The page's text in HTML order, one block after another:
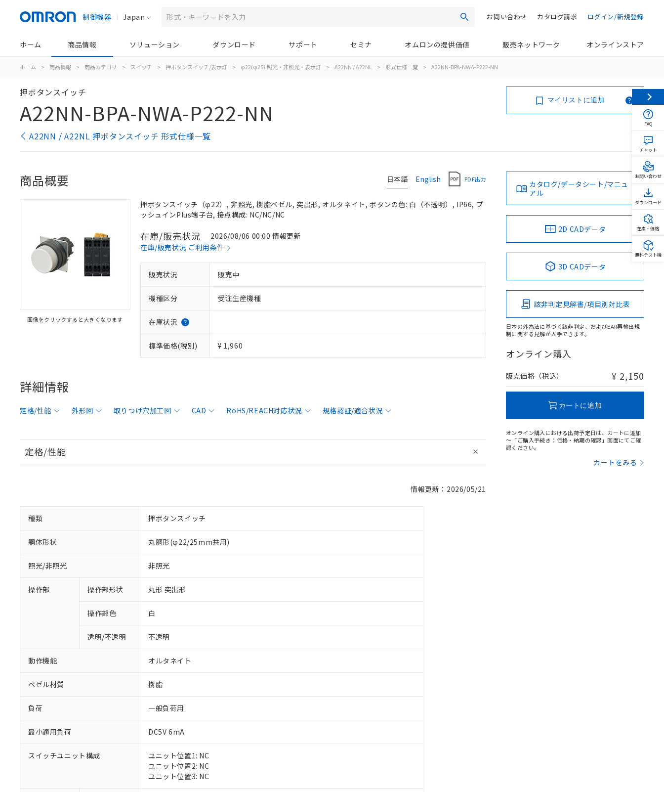
制御機器 Japan 検索 ログイン/新規登録
カタログ請求
お問い合わせ
ホーム 商品情報 ソリューション ダウンロード サポート セミナ オムロンの提供価値 販売ネットワーク オンラインストア
ホーム > 商品情報 > 商品カテゴリ > スイッチ > 押ボタンスイッチ/表示灯 > φ22(φ25):照光・非照光・表示灯 > A22NN / A22NL > 形式仕様一覧 > A22NN-BPA-NWA-P222-NN
押ボタンスイッチ
A22NN-BPA-NWA-P222-NN
A22NN / A22NL 押ボタンスイッチ 形式仕様一覧
マイリストに追加
日本語 English PDF出力
商品概要
画像をクリックすると大きくなります
押ボタンスイッチ（φ22）, 非照光, 樹脂ベゼル, 突出形, オルタネイト, ボタンの色: 白（不透明）, IP66, プ
ッシュインPlus端子台, 接点構成: NC/NC/NC
在庫/販売状況
2026/08/06 00:00 情報更新
在庫/販売状況 ご利用条件
販売状況 販売中
機種区分 受注生産機種
在庫状況
標準価格(税別) ¥ 1,960
詳細情報
定格/性能 外形図 取りつけ穴加工図 CAD RoHS/REACH対応状況 規格認証/適合状況
定格/性能
情報更新：2026/05/21
種類 押ボタンスイッチ
胴体形状 丸胴形(φ22/25mm共用)
照光/非照光 非照光
操作部 操作部形状 丸形 突出形
操作部色 白
透明/不透明 不透明
動作機能 オルタネイト
ベゼル材質 樹脂
負荷 一般負荷用
最小適用負荷 DC5V 6mA
スイッチユニット構成
ユニット位置1: NC
ユニット位置2: NC
ユニット位置3: NC
カタログ/データシート/マニュ
アル
2D CADデータ
3D CADデータ
該非判定見解書/項目別対比表
日本の外為法に基づく該非判定、およびEAR再輸出規
制に関する見解が入手できます。
オンライン購入
販売価格（税込） ¥ 2,150
カートに追加
オンライン購入における出荷予定日は、カートに追加
～「ご購入手続き：価格・納期の確認」画面にてご確
認ください。
カートをみる
※1 対応状況
対応済み：EU RoHS指令（10物質）の非含有に対応した製品が提供可能な商品です。
対応予定：EU RoHS指令（10物質）の非含有に対応した製品に切り替える予定のある商品です。
対応予定なし：EU RoHS指令（10物質）の非含有に非対応の商品で、対応品を出す予定はありません。
FAQ
チャット
お問い合わせ
ダウンロード
在庫・価格
無料テスト機